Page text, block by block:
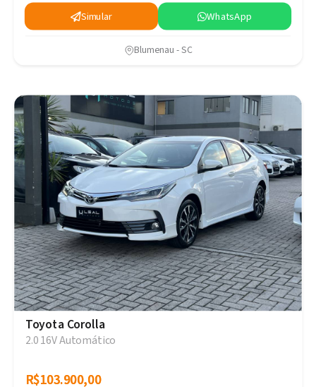
Simular WhatsApp
Blumenau - SC
Toyota Corolla
2.0 16V Automático
R$103.900,00
R$103.900,00